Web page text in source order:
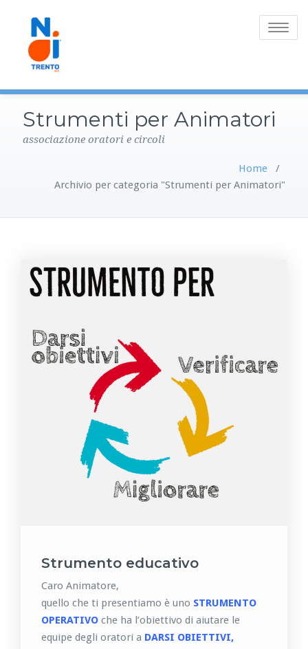
Toggle
Strumenti per Animatori
associazione oratori e circoli
Home /
Archivio per categoria "Strumenti per Animatori"
Strumento educativo
Caro Animatore,
quello che ti presentiamo è uno STRUMENTO
OPERATIVO che ha l’obiettivo di aiutare le
equipe degli oratori a DARSI OBIETTIVI,